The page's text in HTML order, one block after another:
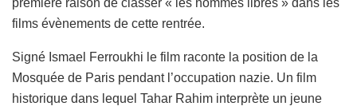
films évènements de cette rentrée.
Signé Ismael Ferroukhi le film raconte la position de la
Mosquée de Paris pendant l’occupation nazie. Un film
historique dans lequel Tahar Rahim interprète un jeune